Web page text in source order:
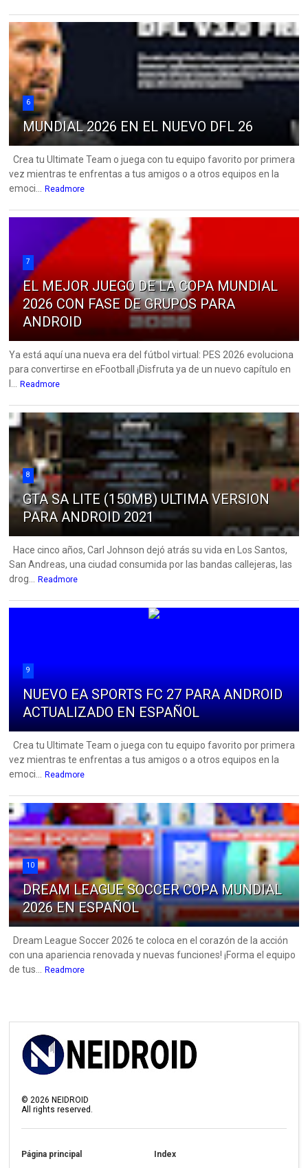
6
MUNDIAL 2026 EN EL NUEVO DFL 26
Crea tu Ultimate Team o juega con tu equipo favorito por primera
vez mientras te enfrentas a tus amigos o a otros equipos en la
emoci... Readmore
7
EL MEJOR JUEGO DE LA COPA MUNDIAL
2026 CON FASE DE GRUPOS PARA
ANDROID
Ya está aquí una nueva era del fútbol virtual: PES 2026 evoluciona
para convertirse en eFootball ¡Disfruta ya de un nuevo capítulo en
l... Readmore
8
GTA SA LITE (150MB) ULTIMA VERSION
PARA ANDROID 2021
Hace cinco años, Carl Johnson dejó atrás su vida en Los Santos,
San Andreas, una ciudad consumida por las bandas callejeras, las
drog... Readmore
9
NUEVO EA SPORTS FC 27 PARA ANDROID
ACTUALIZADO EN ESPAÑOL
Crea tu Ultimate Team o juega con tu equipo favorito por primera
vez mientras te enfrentas a tus amigos o a otros equipos en la
emoci... Readmore
10
DREAM LEAGUE SOCCER COPA MUNDIAL
2026 EN ESPAÑOL
Dream League Soccer 2026 te coloca en el corazón de la acción
con una apariencia renovada y nuevas funciones! ¡Forma el equipo
de tus... Readmore
©2026 NEIDROID
All rights reserved.
Página principal Index